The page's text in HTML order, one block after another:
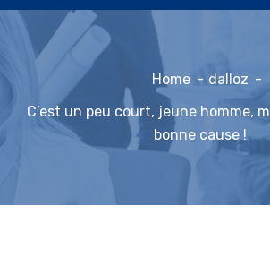
Home
dalloz
C’est un peu court, jeune homme,
bonne cause !